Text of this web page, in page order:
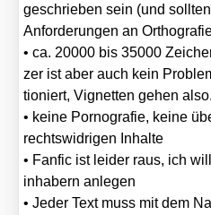
geschrie­ben sein (und
Anfor­de­run­gen an
• ca. 20000 bis 35000
zer ist aber auch kein
tio­niert, Vignet­ten gehen also.
• kei­ne Por­no­gra­fie, kei­ne
rechts­wid­ri­gen Inhal­te
• Fan­fic ist lei­der raus, ich
inha­bern anle­gen
• Jeder Text muss mit dem